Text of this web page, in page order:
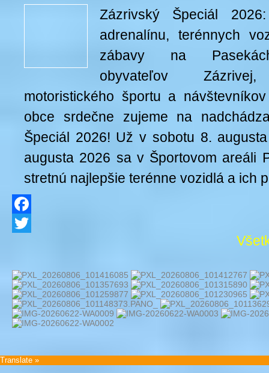
Zázrivský Špeciál
adrenalínu, terénnych
zábavy na
obyvateľov
motoristického športu a
obce srdečne zujeme na
Špeciál 2026! Už v sobotu 8.
augusta 2026 sa v Športovom areáli
stretnú najlepšie terénne vozidlá a ich
Facebook
Translate »